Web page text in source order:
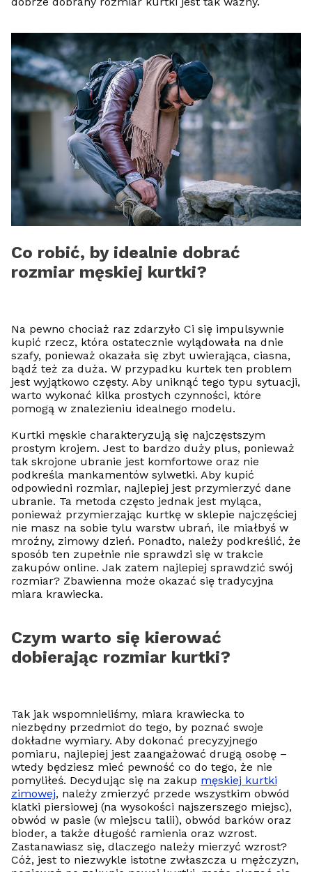
Co robić, by idealnie dobrać
rozmiar męskiej kurtki?
Na pewno chociaż raz zdarzyło Ci się impulsywnie
kupić rzecz, która ostatecznie wylądowała na dnie
szafy, ponieważ okazała się zbyt uwierająca, ciasna,
bądź też za duża. W przypadku kurtek ten problem
jest wyjątkowo częsty. Aby uniknąć tego typu sytuacji,
warto wykonać kilka prostych czynności, które
pomogą w znalezieniu idealnego modelu.
Kurtki męskie charakteryzują się najczęstszym
prostym krojem. Jest to bardzo duży plus, ponieważ
tak skrojone ubranie jest komfortowe oraz nie
podkreśla mankamentów sylwetki. Aby kupić
odpowiedni rozmiar, najlepiej jest przymierzyć dane
ubranie. Ta metoda często jednak jest myląca,
ponieważ przymierzając kurtkę w sklepie najczęściej
nie masz na sobie tylu warstw ubrań, ile miałbyś w
mroźny, zimowy dzień. Ponadto, należy podkreślić, że
sposób ten zupełnie nie sprawdzi się w trakcie
zakupów online. Jak zatem najlepiej sprawdzić swój
rozmiar? Zbawienna może okazać się tradycyjna
miara krawiecka.
Czym warto się kierować
dobierając rozmiar kurtki?
Tak jak wspomnieliśmy, miara krawiecka to
niezbędny przedmiot do tego, by poznać swoje
dokładne wymiary. Aby dokonać precyzyjnego
pomiaru, najlepiej jest zaangażować drugą osobę –
wtedy będziesz mieć pewność co do tego, że nie
pomyliłeś. Decydując się na zakup męskiej kurtki
zimowej, należy zmierzyć przede wszystkim obwód
klatki piersiowej (na wysokości najszerszego miejsc),
obwód w pasie (w miejscu talii), obwód barków oraz
bioder, a także długość ramienia oraz wzrost.
Zastanawiasz się, dlaczego należy mierzyć wzrost?
Cóż, jest to niezwykle istotne zwłaszcza u mężczyzn,